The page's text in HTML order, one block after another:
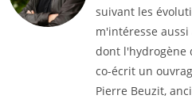
suivant les
m'intéresse
dont l'hydrogène
co-écrit un
Pierre Beuzit,